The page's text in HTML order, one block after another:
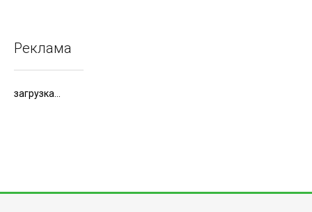
Реклама
загрузка...